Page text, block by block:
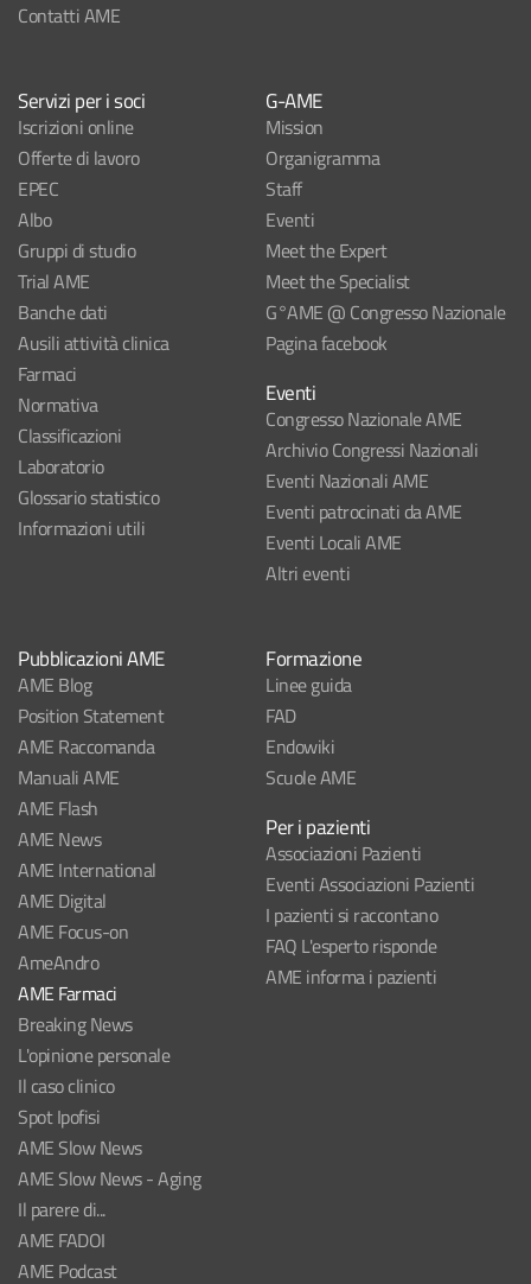
Contatti AME
Servizi per i soci
Iscrizioni online
Offerte di lavoro
EPEC
Albo
Gruppi di studio
Trial AME
Banche dati
Ausili attività clinica
Farmaci
Normativa
Classificazioni
Laboratorio
Glossario statistico
Informazioni utili
G-AME
Mission
Organigramma
Staff
Eventi
Meet the Expert
Meet the Specialist
G°AME @ Congresso Nazionale
Pagina facebook
Eventi
Congresso Nazionale AME
Archivio Congressi Nazionali
Eventi Nazionali AME
Eventi patrocinati da AME
Eventi Locali AME
Altri eventi
Pubblicazioni AME
AME Blog
Position Statement
AME Raccomanda
Manuali AME
AME Flash
AME News
AME International
AME Digital
AME Focus-on
AmeAndro
AME Farmaci
Breaking News
L'opinione personale
Il caso clinico
Spot Ipofisi
AME Slow News
AME Slow News - Aging
Il parere di...
AME FADOI
AME Podcast
Formazione
Linee guida
FAD
Endowiki
Scuole AME
Per i pazienti
Associazioni Pazienti
Eventi Associazioni Pazienti
I pazienti si raccontano
FAQ L'esperto risponde
AME informa i pazienti